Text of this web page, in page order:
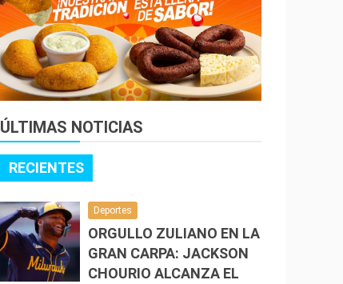
ÚLTIMAS NOTICIAS
RECIENTES
Deportes
ORGULLO ZULIANO EN LA
GRAN CARPA: JACKSON
CHOURIO ALCANZA EL